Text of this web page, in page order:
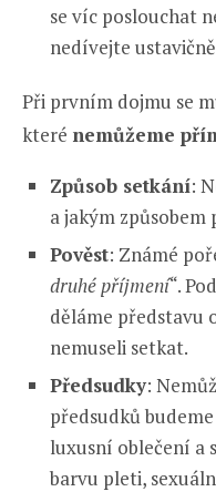
se víc poslouchat
nedívejte
Při prvním dojmu se
které nemůžeme
Způsob setkání:
a jakým
Pověst: Známé
druhé příjmení“.
děláme představu
nemuseli setkat.
Předsudky:
předsudků
luxusní oblečení a
barvu pleti,